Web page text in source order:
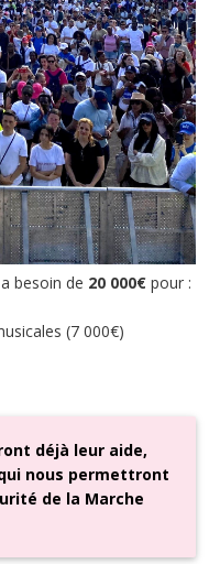
besoin de 20 000€ pour :
(7 000€)
déjà leur aide,
nous permettront
de la Marche